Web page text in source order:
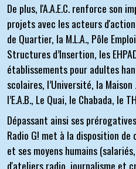
De plus, l'A.A.E.C. renforce son
projets avec les acteurs
de Quartier, la M.L.A., Pôle
Structures d’Insertion, les
établissements pour adultes
scolaires, l’Université, la Maison
l’E.A.B., Le Quai, le Chabada, le
Dépassant ainsi ses
Radio G! met à la disposition
et ses moyens humains
d'ateliers radio, journalisme et